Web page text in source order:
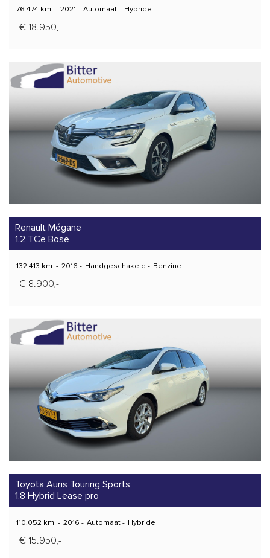
76.474 km - 2021 - Automaat- Hybride
€ 18.950,-
Renault Mégane
1.2 TCe Bose
132.413 km - 2016 - Handgeschakeld - Benzine
€ 8.900,-
Toyota Auris Touring Sports
1.8 Hybrid Lease pro
110.052 km - 2016 - Automaat- Hybride
€ 15.950,-